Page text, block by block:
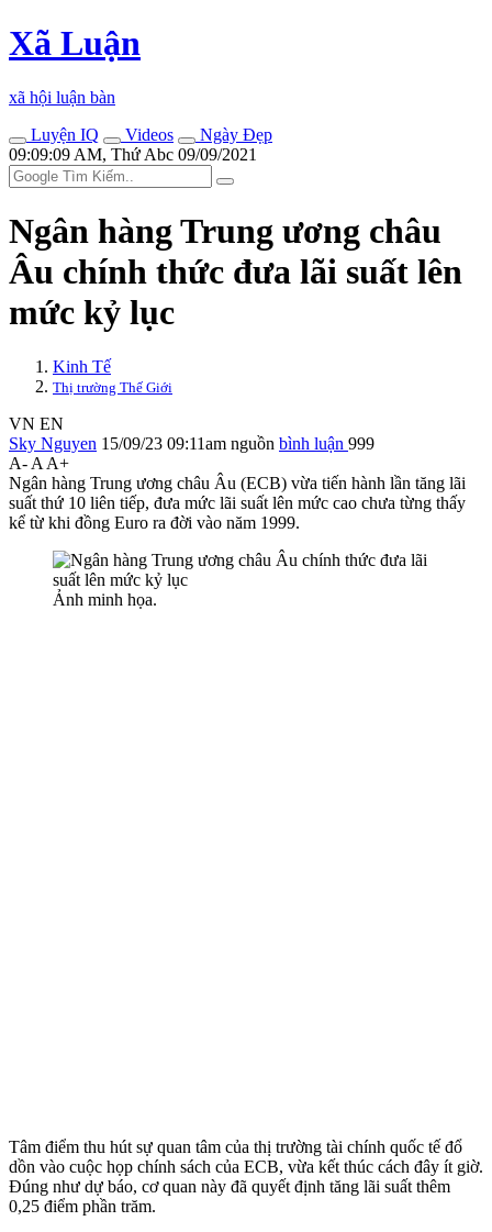
Xã Luận
xã hội luận bàn
Luyện IQ
Videos
Ngày Đẹp
09:09:09 AM, Thứ Abc 09/09/2021
Ngân hàng Trung ương châu
Âu chính thức đưa lãi suất lên
mức kỷ lục
Kinh Tế
Thị trường Thế Giới
VN EN
Sky Nguyen 15/09/23 09:11am nguồn bình luận 999
A- A A+
Ngân hàng Trung ương châu Âu (ECB) vừa tiến hành lần tăng lãi
suất thứ 10 liên tiếp, đưa mức lãi suất lên mức cao chưa từng thấy
kể từ khi đồng Euro ra đời vào năm 1999.
Ảnh minh họa.
Tâm điểm thu hút sự quan tâm của thị trường tài chính quốc tế đổ
dồn vào cuộc họp chính sách của ECB, vừa kết thúc cách đây ít giờ.
Đúng như dự báo, cơ quan này đã quyết định tăng lãi suất thêm
0,25 điểm phần trăm.